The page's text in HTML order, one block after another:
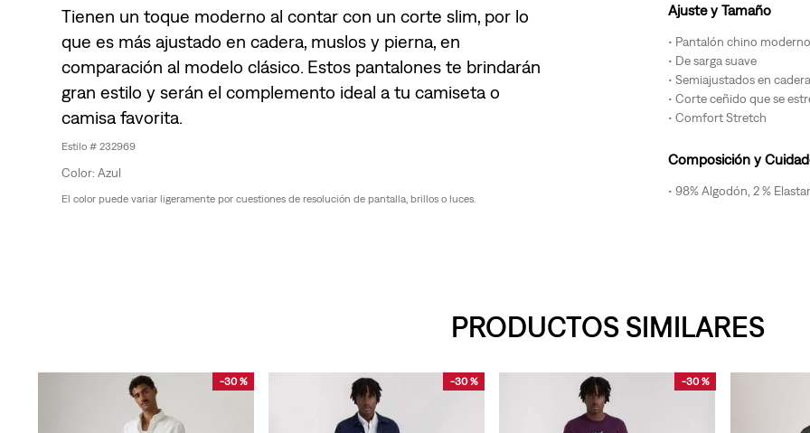
Tienen un toque moderno al contar con un corte slim, por lo
que es más ajustado en cadera, muslos y pierna, en
comparación al modelo clásico. Estos pantalones te brindarán
gran estilo y serán el complemento ideal a tu camiseta o
camisa favorita.
232969
Azul
El color puede variar ligeramente por cuestiones de resolución de pantalla, brillos o luces.
Ajuste y Tamaño
Pantalón chino
De sarga suave
Semiajustados en
Corte ceñido que se
Comfort Stretch
Composición y
98% Algodón, 2 %
PRODUCTOS SIMILARES
-30 % -30 % -30 %